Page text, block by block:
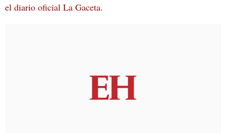
el diario oficial La Gaceta.